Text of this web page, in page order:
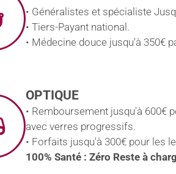
• Généralistes et spécialiste
• Tiers-Payant national.
• Médecine douce jusqu'à 350€
OPTIQUE
• Remboursement jusqu'à 600€
avec verres progressifs.
• Forfaits jusqu'à 300€ pour les
100% Santé : Zéro Reste à